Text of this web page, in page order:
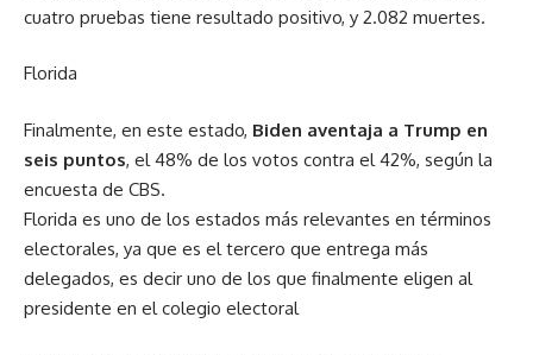
cuatro pruebas tiene resultado positivo, y 2.082 muertes.
Florida
Finalmente, en este estado, Biden aventaja a Trump en
seis puntos, el 48% de los votos contra el 42%, según la
encuesta de CBS.
Florida es uno de los estados más relevantes en términos
electorales, ya que es el tercero que entrega más
delegados, es decir uno de los que finalmente eligen al
presidente en el colegio electoral